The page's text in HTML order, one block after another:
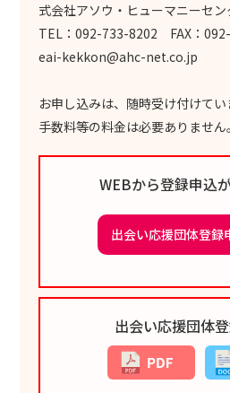
式会社アソウ・ヒューマニーセン
TEL：092-733-8202 FAX：
eai-kekkon@ahc-net.co.jp
お申し込みは、随時受け付けてい
手数料等の料金は必要ありません。
WEBから登録申込
出会い応援団体登録
出会い応援団体